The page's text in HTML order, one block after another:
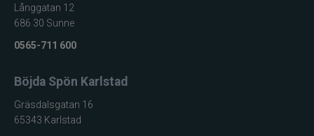
Långgatan 12
686 30 Sunne
0565-711 600
Böjda Spön Karlstad
Gräsdalsgatan 16
65343 Karlstad